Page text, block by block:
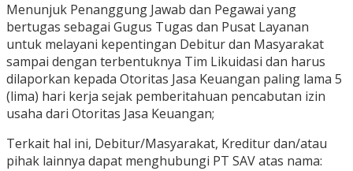
Menunjuk Penanggung Jawab dan Pegawai yang
bertugas sebagai Gugus Tugas dan Pusat Layanan
untuk melayani kepentingan Debitur dan Masyarakat
sampai dengan terbentuknya Tim Likuidasi dan harus
dilaporkan kepada Otoritas Jasa Keuangan paling lama 5
(lima) hari kerja sejak pemberitahuan pencabutan izin
usaha dari Otoritas Jasa Keuangan;
Terkait hal ini, Debitur/Masyarakat, Kreditur dan/atau
pihak lainnya dapat menghubungi PT SAV atas nama: